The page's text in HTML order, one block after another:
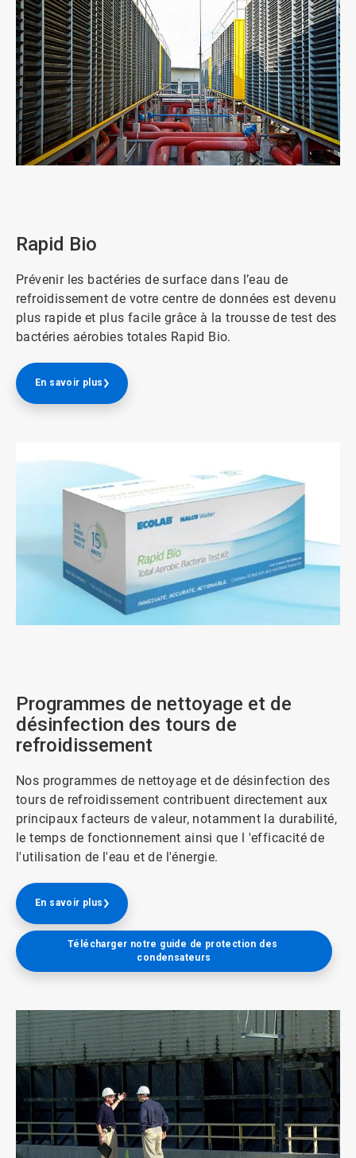
Rapid Bio
Prévenir les bactéries de surface dans l’eau de
refroidissement de votre centre de données est devenu
plus rapide et plus facile grâce à la trousse de test des
bactéries aérobies totales Rapid Bio.
En savoir plus
Programmes de nettoyage et de
désinfection des tours de
refroidissement
Nos programmes de nettoyage et de désinfection des
tours de refroidissement contribuent directement aux
principaux facteurs de valeur, notamment la durabilité,
le temps de fonctionnement ainsi que l 'efficacité de
l'utilisation de l'eau et de l'énergie.
En savoir plus
Télécharger notre guide de protection des
condensateurs